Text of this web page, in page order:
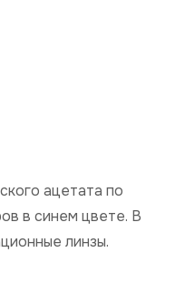
ацетата по
в синем цвете. В
линзы.